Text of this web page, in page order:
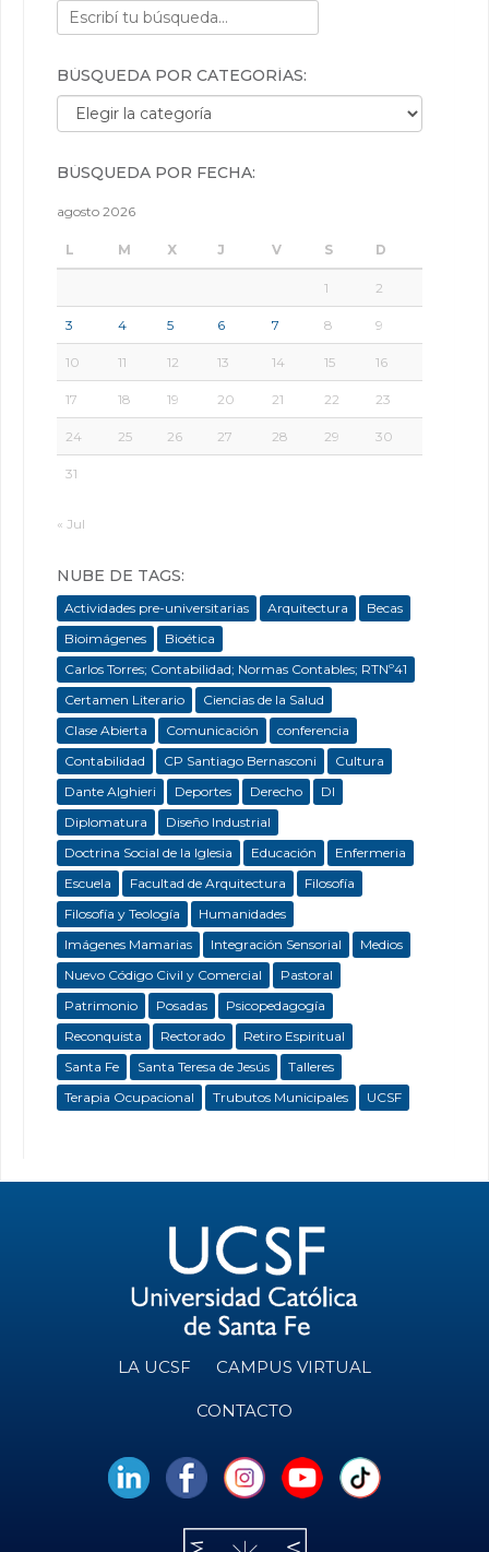
BÚSQUEDA POR CATEGORÍAS:
Búsqueda por categorías:
BÚSQUEDA POR FECHA:
agosto 2026
L M X J V S D
1 2
3 4 5 6 7 8 9
10 11 12 13 14 15 16
17 18 19 20 21 22 23
24 25 26 27 28 29 30
31
« Jul
NUBE DE TAGS:
Actividades pre-universitarias Arquitectura
Becas
Bioimágenes
Bioética
Carlos Torres; Contabilidad; Normas Contables; RTNº41
Certamen Literario
Ciencias de la Salud
Clase Abierta
Comunicación
conferencia
Contabilidad
CP Santiago Bernasconi
Cultura
Dante Alghieri
Deportes Derecho
DI
Diplomatura
Diseño Industrial
Doctrina Social de la Iglesia
Educación
Enfermeria
Escuela
Facultad de Arquitectura
Filosofía
Filosofía y Teología
Humanidades
Imágenes Mamarias
Integración Sensorial
Medios
Nuevo Código Civil y Comercial
Pastoral
Patrimonio
Posadas
Psicopedagogía
Reconquista
Rectorado
Retiro Espiritual
Santa Fe
Santa Teresa de Jesús
Talleres
Terapia Ocupacional
Trubutos Municipales UCSF
LA UCSF CAMPUS VIRTUAL
CONTACTO